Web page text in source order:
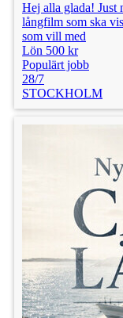
Hej alla glada! Just
långfilm som ska
som vill med
Lön 500 kr
Populärt jobb
28/7
STOCKHOLM